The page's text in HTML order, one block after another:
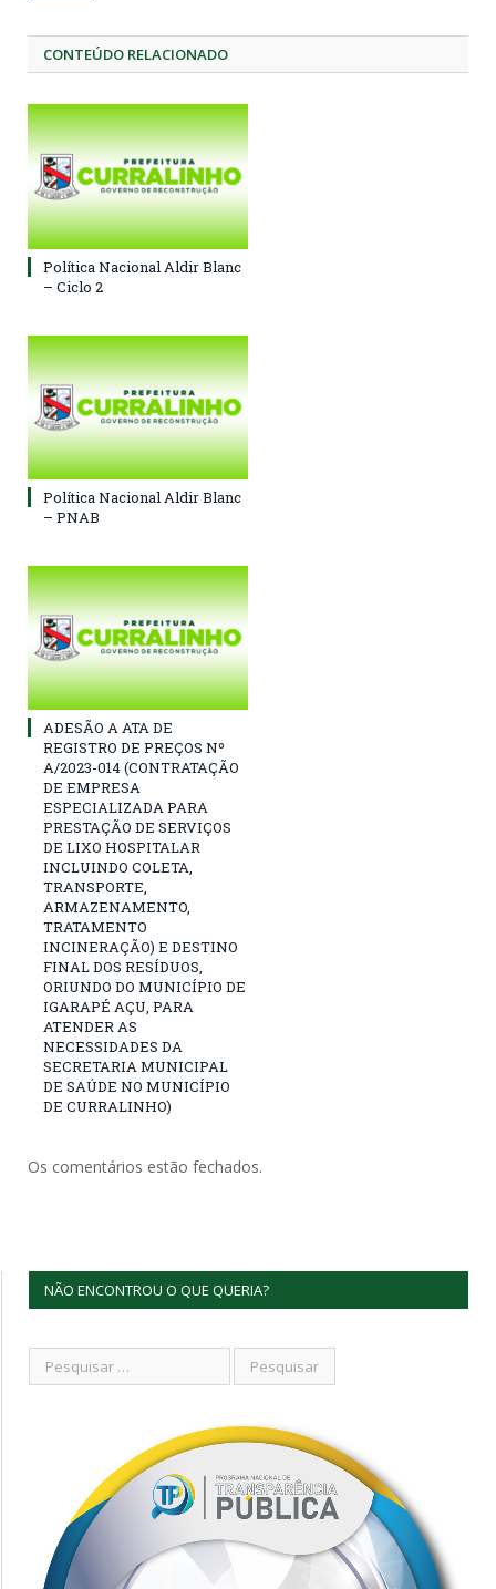
CONTEÚDO RELACIONADO
Política Nacional Aldir Blanc
– Ciclo 2
Política Nacional Aldir Blanc
– PNAB
ADESÃO A ATA DE
REGISTRO DE PREÇOS Nº
A/2023-014 (CONTRATAÇÃO
DE EMPRESA
ESPECIALIZADA PARA
PRESTAÇÃO DE SERVIÇOS
DE LIXO HOSPITALAR
INCLUINDO COLETA,
TRANSPORTE,
ARMAZENAMENTO,
TRATAMENTO
INCINERAÇÃO) E DESTINO
FINAL DOS RESÍDUOS,
ORIUNDO DO MUNICÍPIO DE
IGARAPÉ AÇU, PARA
ATENDER AS
NECESSIDADES DA
SECRETARIA MUNICIPAL
DE SAÚDE NO MUNICÍPIO
DE CURRALINHO)
Os comentários estão fechados.
NÃO ENCONTROU O QUE QUERIA?